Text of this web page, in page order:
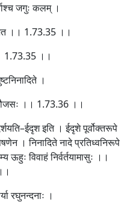
जगुः कलम् ।
।। 1.73.35 ।।
1.73.35 ।।
।
।। 1.73.36 ।।
इति । ईदृशे पूर्वोक्तरूपे
। निनादिते नादे प्रतिध्वनिरूपे
ऊहुः विवाहं निर्वर्तयामासुः ।।
रघुनन्दनाः ।